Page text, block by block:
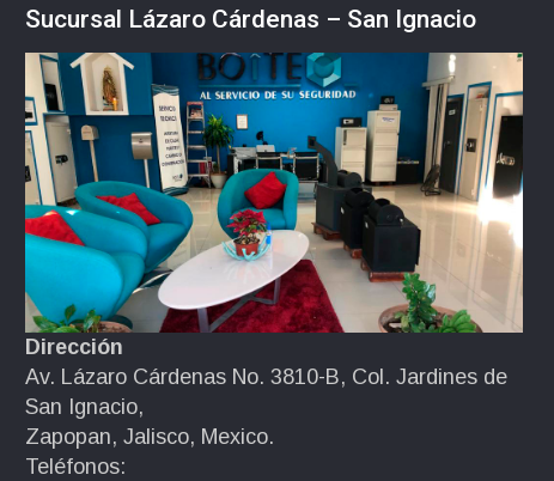
Sucursal Lázaro Cárdenas – San Ignacio
Dirección
Av. Lázaro Cárdenas No. 3810-B, Col. Jardines de
San Ignacio,
Zapopan, Jalisco, Mexico.
Teléfonos: